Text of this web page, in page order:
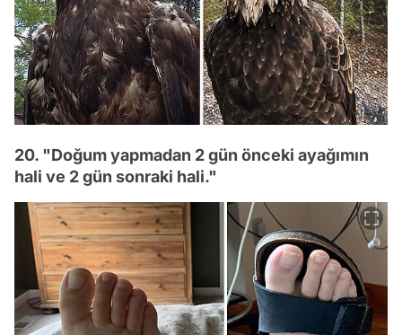
20. "Doğum yapmadan 2 gün önceki ayağımın
hali ve 2 gün sonraki hali."